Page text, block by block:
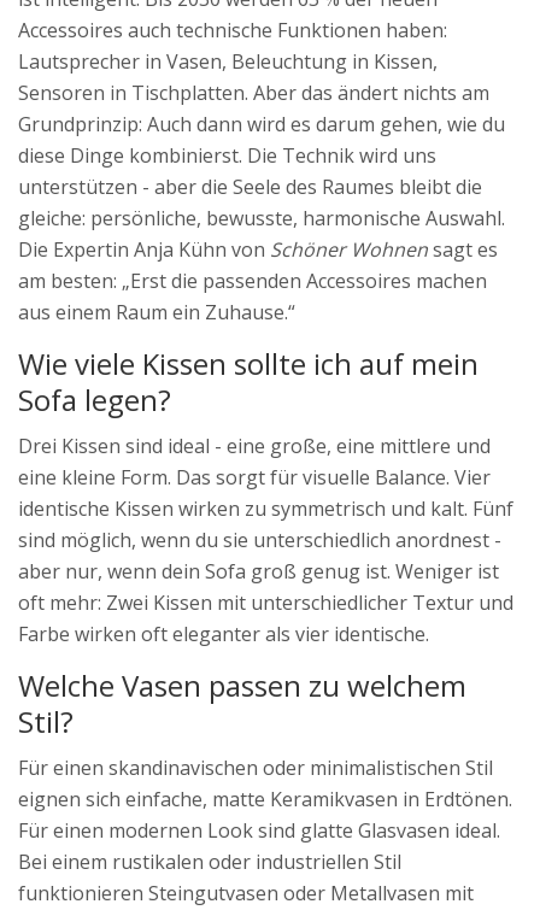
Accessoires auch technische Funktionen haben:
Lautsprecher in Vasen, Beleuchtung in Kissen,
Sensoren in Tischplatten. Aber das ändert nichts am
Grundprinzip: Auch dann wird es darum gehen, wie du
diese Dinge kombinierst. Die Technik wird uns
unterstützen - aber die Seele des Raumes bleibt die
gleiche: persönliche, bewusste, harmonische Auswahl.
Die Expertin Anja Kühn von Schöner Wohnensagt es
am besten: „Erst die passenden Accessoires machen
aus einem Raum ein Zuhause.“
Wie viele Kissen sollte ich auf mein
Sofa legen?
Drei Kissen sind ideal - eine große, eine mittlere und
eine kleine Form. Das sorgt für visuelle Balance. Vier
identische Kissen wirken zu symmetrisch und kalt. Fünf
sind möglich, wenn du sie unterschiedlich anordnest -
aber nur, wenn dein Sofa groß genug ist. Weniger ist
oft mehr: Zwei Kissen mit unterschiedlicher Textur und
Farbe wirken oft eleganter als vier identische.
Welche Vasen passen zu welchem
Stil?
Für einen skandinavischen oder minimalistischen Stil
eignen sich einfache, matte Keramikvasen in Erdtönen.
Für einen modernen Look sind glatte Glasvasen ideal.
Bei einem rustikalen oder industriellen Stil
funktionieren Steingutvasen oder Metallvasen mit